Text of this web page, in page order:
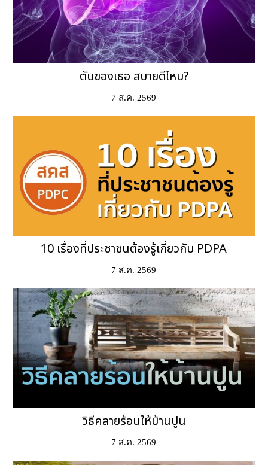
ตับของเธอ สบายดีไหม?
7 ส.ค. 2569
10 เรื่องที่ประชาชนต้องรู้เกี่ยวกับ PDPA
7 ส.ค. 2569
วิธีคลายร้อนให้บ้านปูน
7 ส.ค. 2569